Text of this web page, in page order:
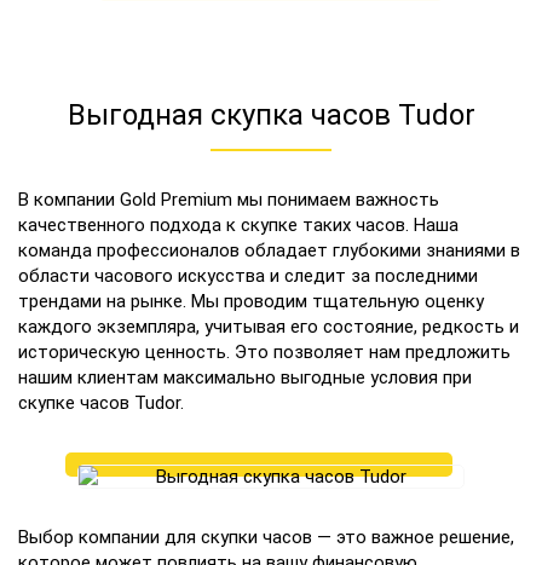
Выгодная скупка часов Tudor
В компании Gold Premium мы понимаем важность
качественного подхода к скупке таких часов. Наша
команда профессионалов обладает глубокими знаниями в
области часового искусства и следит за последними
трендами на рынке. Мы проводим тщательную оценку
каждого экземпляра, учитывая его состояние, редкость и
историческую ценность. Это позволяет нам предложить
нашим клиентам максимально выгодные условия при
скупке часов Tudor.
Выбор компании для скупки часов — это важное решение,